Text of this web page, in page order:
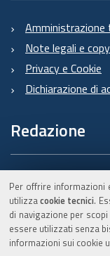
Per offrire informazioni
utilizzacookie tecnici.
di navigazione per
essere utilizzati senza
informazioni sui cookie
Amministrazione
Note legali e
Privacy e Cookie
Dichiarazione di
Redazione
Informazioni sul
e contatti